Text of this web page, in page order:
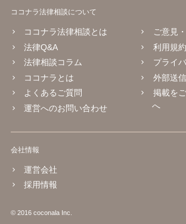
ココナラ法律相談について
ココナラ法律相談とは
法律Q&A
法律相談コラム
ココナラとは
よくあるご質問
運営へのお問い合わせ
ご意見
利用規約
プライ
外部送
掲載を
へ
会社情報
運営会社
採用情報
© 2016 coconala Inc.